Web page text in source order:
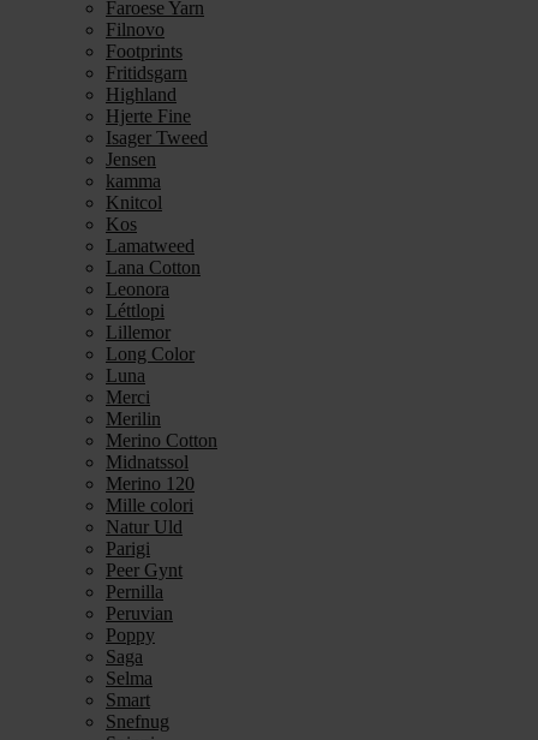
Faroese Yarn
Filnovo
Footprints
Fritidsgarn
Highland
Hjerte Fine
Isager Tweed
Jensen
kamma
Knitcol
Kos
Lamatweed
Lana Cotton
Leonora
Léttlopi
Lillemor
Long Color
Luna
Merci
Merilin
Merino Cotton
Midnatssol
Merino 120
Mille colori
Natur Uld
Parigi
Peer Gynt
Pernilla
Peruvian
Poppy
Saga
Selma
Smart
Snefnug